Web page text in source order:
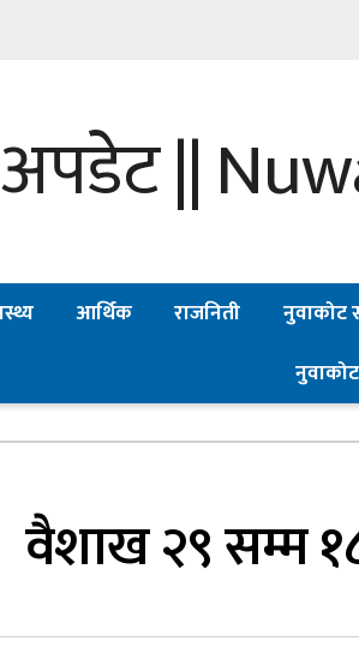
आर्थिक राजनिती नुवाकोट
वैशाख २९ सम्म